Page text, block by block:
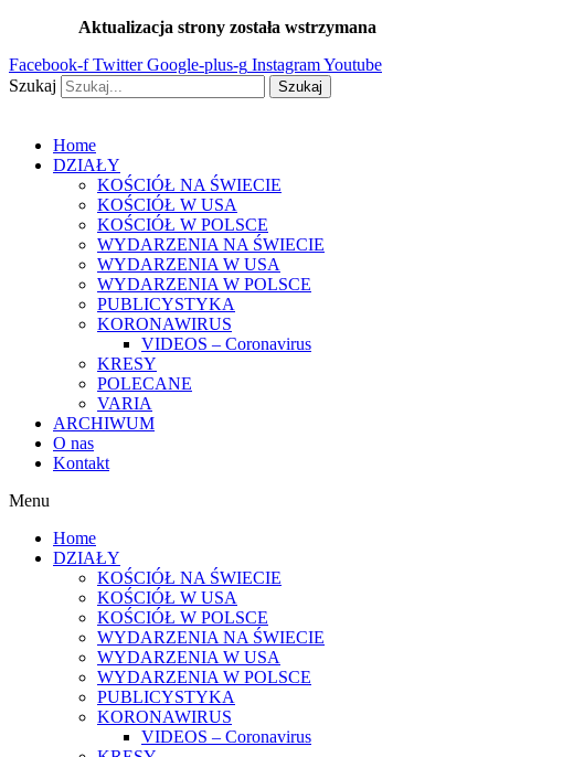
treści
Aktualizacja strony została wstrzymana
Facebook-f Twitter Google-plus-g InstagramYoutube
Szukaj
Szukaj
Home
DZIAŁY
KOŚCIÓŁ NA ŚWIECIE
KOŚCIÓŁ W USA
KOŚCIÓŁ W POLSCE
WYDARZENIA NA ŚWIECIE
WYDARZENIA W USA
WYDARZENIA W POLSCE
PUBLICYSTYKA
KORONAWIRUS
VIDEOS – Coronavirus
KRESY
POLECANE
VARIA
ARCHIWUM
O nas
Kontakt
Menu
Home
DZIAŁY
KOŚCIÓŁ NA ŚWIECIE
KOŚCIÓŁ W USA
KOŚCIÓŁ W POLSCE
WYDARZENIA NA ŚWIECIE
WYDARZENIA W USA
WYDARZENIA W POLSCE
PUBLICYSTYKA
KORONAWIRUS
VIDEOS – Coronavirus